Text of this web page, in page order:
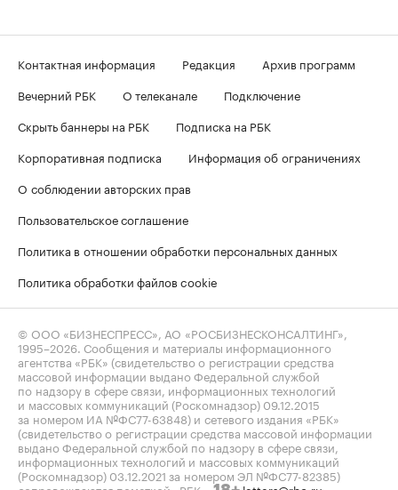
Контактная информация Редакция
Архив программ
Вечерний РБК
О телеканале
Подключение
Скрыть баннеры на РБК
Подписка на РБК
Корпоративная подписка
Информация об ограничениях
О соблюдении авторских прав
Пользовательское соглашение
Политика в отношении обработки персональных данных
Политика обработки файлов cookie
© ООО «БИЗНЕСПРЕСС», АО «РОСБИЗНЕСКОНСАЛТИНГ»,
1995–2026 . Сообщения и материалы информационного
агентства «РБК» (свидетельство о регистрации средства
массовой информации выдано Федеральной службой
по надзору в сфере связи, информационных технологий
и массовых коммуникаций (Роскомнадзор) 09.12.2015
за номером ИА №ФС77-63848) и сетевого издания «РБК»
(свидетельство о регистрации средства массовой информации
выдано Федеральной службой по надзору в сфере связи,
информационных технологий и массовых коммуникаций
(Роскомнадзор) 03.12.2021 за номером ЭЛ №ФС77-82385)